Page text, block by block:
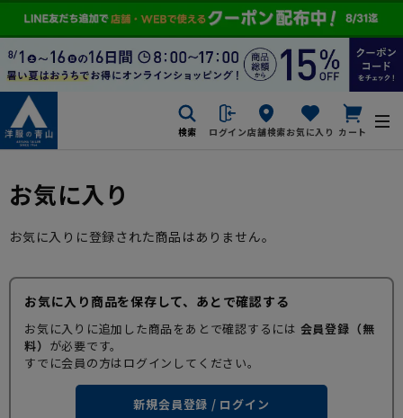
検索 ログイン店舗検索お気に入り カート
お気に入り
お気に入りに登録された商品はありません。
お気に入り商品を保存して、あとで確認する
お気に入りに追加した商品をあとで確認するには 会員登録（無
料） が必要です。
すでに会員の方はログインしてください。
新規会員登録 / ログイン